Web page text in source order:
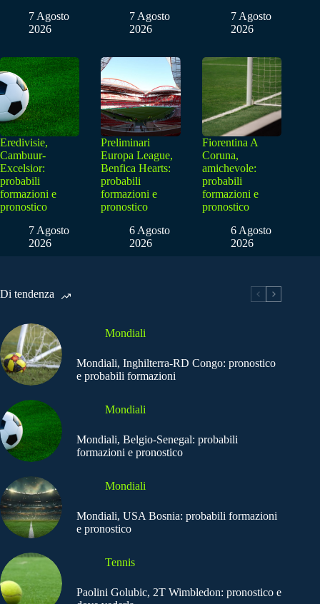
7 Agosto
2026
7 Agosto
2026
7 Agosto
2026
Eredivisie,
Cambuur-
Excelsior:
probabili
formazioni e
pronostico
7 Agosto
2026
Preliminari
Europa League,
Benfica Hearts:
probabili
formazioni e
pronostico
6 Agosto
2026
Fiorentina A
Coruna,
amichevole:
probabili
formazioni e
pronostico
6 Agosto
2026
Di tendenza
Mondiali
Mondiali, Inghilterra-RD Congo: pronostico
e probabili formazioni
Mondiali
Mondiali, Belgio-Senegal: probabili
formazioni e pronostico
Mondiali
Mondiali, USA Bosnia: probabili formazioni
e pronostico
Tennis
Paolini Golubic, 2T Wimbledon: pronostico e